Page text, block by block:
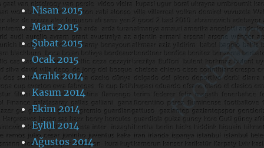
Nisan 2015
Mart 2015
Şubat 2015
Ocak 2015
Aralık 2014
Kasım 2014
Ekim 2014
Eylül 2014
Ağustos 2014